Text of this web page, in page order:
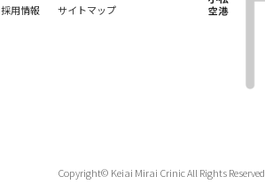
採用情報 サイトマップ
Copyright© Keiai Mirai Crinic All Rights Reserved.